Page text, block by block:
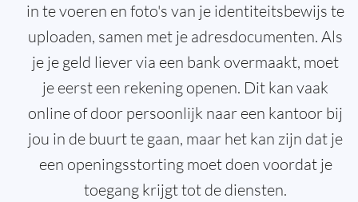
in te voeren en foto's van je identiteitsbewijs te
uploaden, samen met je adresdocumenten. Als
je je geld liever via een bank overmaakt, moet
je eerst een rekening openen. Dit kan vaak
online of door persoonlijk naar een kantoor bij
jou in de buurt te gaan, maar het kan zijn dat je
een openingsstorting moet doen voordat je
toegang krijgt tot de diensten.